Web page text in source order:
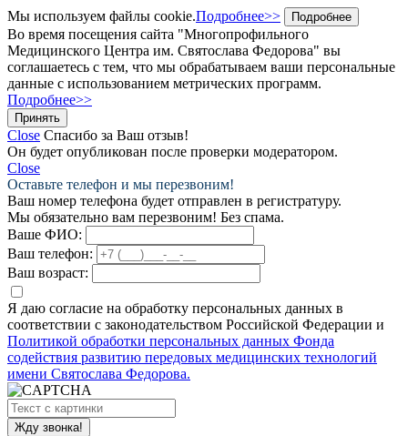
Мы используем файлы cookie.Подробнее>> Подробнее
Во время посещения сайта "Многопрофильного
Медицинского Центра им. Святослава Федорова" вы
соглашаетесь с тем, что мы обрабатываем ваши персональные
данные с использованием метрических программ.
Подробнее>>
Принять
Close Спасибо за Ваш отзыв!
Он будет опубликован после проверки модератором.
Close
Оставьте телефон и мы перезвоним!
Ваш номер телефона будет отправлен в регистратуру.
Мы обязательно вам перезвоним! Без спама.
Ваше ФИО:
Ваш телефон:
Ваш возраст:
Я даю согласие на обработку персональных данных в
соответствии с законодательством Российской Федерации и
Политикой обработки персональных данных Фонда
содействия развитию передовых медицинских технологий
имени Святослава Федорова.